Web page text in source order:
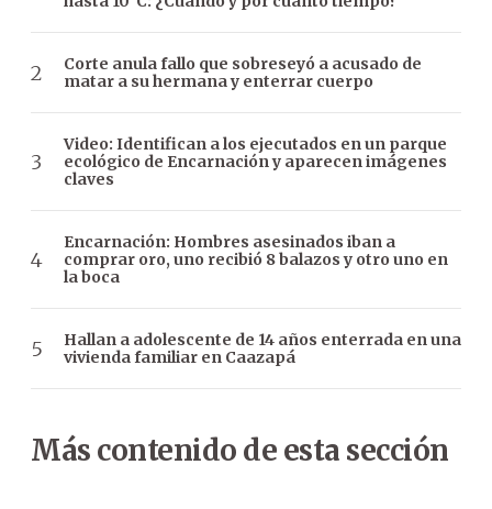
Corte anula fallo que sobreseyó a acusado de
matar a su hermana y enterrar cuerpo
Video: Identifican a los ejecutados en un parque
ecológico de Encarnación y aparecen imágenes
claves
Encarnación: Hombres asesinados iban a
comprar oro, uno recibió 8 balazos y otro uno en
la boca
Hallan a adolescente de 14 años enterrada en una
vivienda familiar en Caazapá
Más contenido de esta sección